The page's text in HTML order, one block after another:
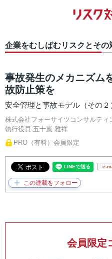
企業をむしばむリスクとその
事故発生のメカニズム
故防止策を
安全管理と事故モデル（その２
株式会社フォーサイツコンサルティ
執行役員 五十嵐 雅祥
PRO（有料）会員限定
e-
会員限定